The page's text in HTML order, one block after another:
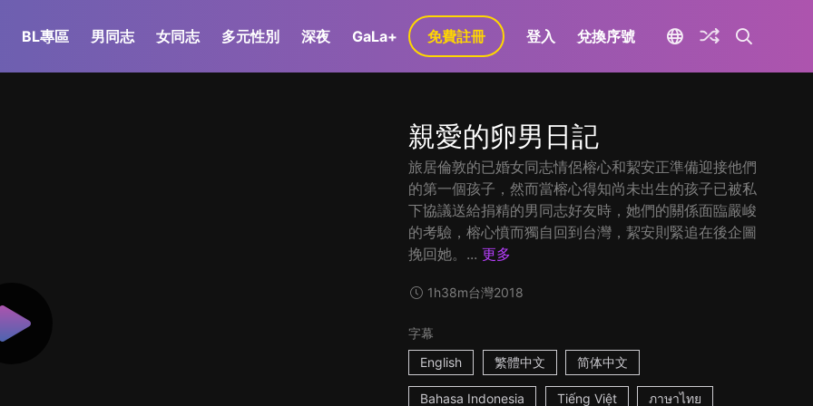
BL專區 男同志 女同志 多元性別 深夜 GaLa+ 免費註冊 登入 兌換序號
親愛的卵男日記
旅居倫敦的已婚女同志情侶榕心和絜安正準備迎接他們
的第一個孩子，然而當榕心得知尚未出生的孩子已被私
下協議送給捐精的男同志好友時，她們的關係面臨嚴峻
的考驗，榕心憤而獨自回到台灣，絜安則緊追在後企圖
挽回她。... 更多
1h38m台灣2018
字幕
English
繁體中文 简体中文
Bahasa Indonesia Tiếng Việt ภาษาไทย